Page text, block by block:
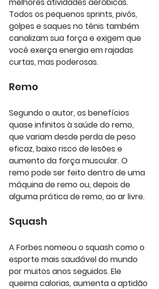
Todos os pequenos sprints, pivôs,
golpes e saques no tênis também
canalizam sua força e exigem que
você exerça energia em rajadas
curtas, mas poderosas.
Remo
Segundo o autor, os benefícios
quase infinitos à saúde do remo,
que variam desde perda de peso
eficaz, baixo risco de lesões e
aumento da força muscular. O
remo pode ser feito dentro de uma
máquina de remo ou, depois de
alguma prática de remo, ao ar livre.
Squash
A Forbes nomeou o squash como o
esporte mais saudável do mundo
por muitos anos seguidos. Ele
queima calorias, aumenta a aptidão